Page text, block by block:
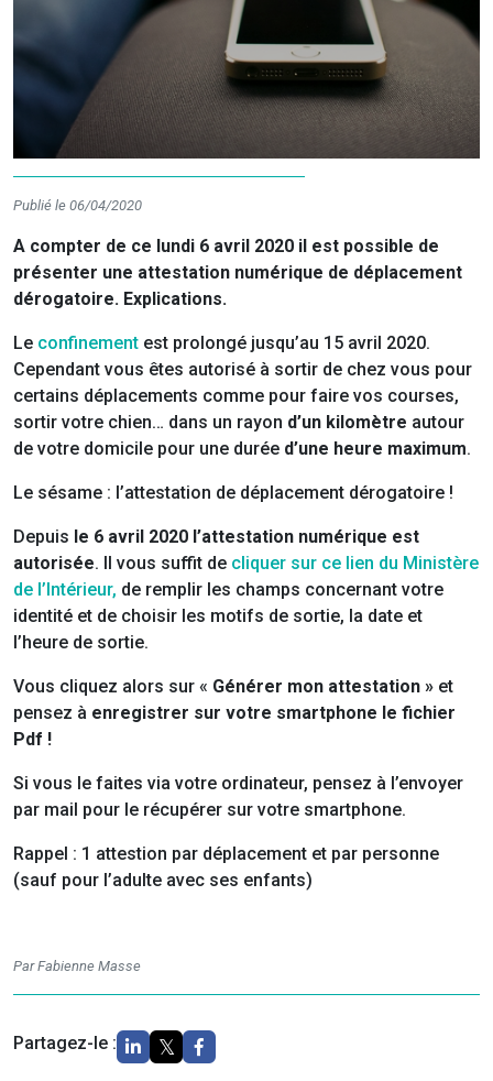
Publié le 06/04/2020
A compter de ce lundi 6 avril 2020 il est possible de
présenter une attestation numérique de déplacement
dérogatoire. Explications.
Le confinement est prolongé jusqu’au 15 avril 2020.
Cependant vous êtes autorisé à sortir de chez vous pour
certains déplacements comme pour faire vos courses,
sortir votre chien… dans un rayon d’un kilomètre autour
de votre domicile pour une durée d’une heure maximum.
Le sésame : l’attestation de déplacement dérogatoire !
Depuis le 6 avril 2020 l’attestation numérique est
autorisée. Il vous suffit de cliquer sur ce lien du Ministère
de l’Intérieur, de remplir les champs concernant votre
identité et de choisir les motifs de sortie, la date et
l’heure de sortie.
Vous cliquez alors sur « Générer mon attestation » et
pensez à enregistrer sur votre smartphone le fichier
Pdf !
Si vous le faites via votre ordinateur, pensez à l’envoyer
par mail pour le récupérer sur votre smartphone.
Rappel : 1 attestion par déplacement et par personne
(sauf pour l’adulte avec ses enfants)
Par Fabienne Masse
Partagez-le :